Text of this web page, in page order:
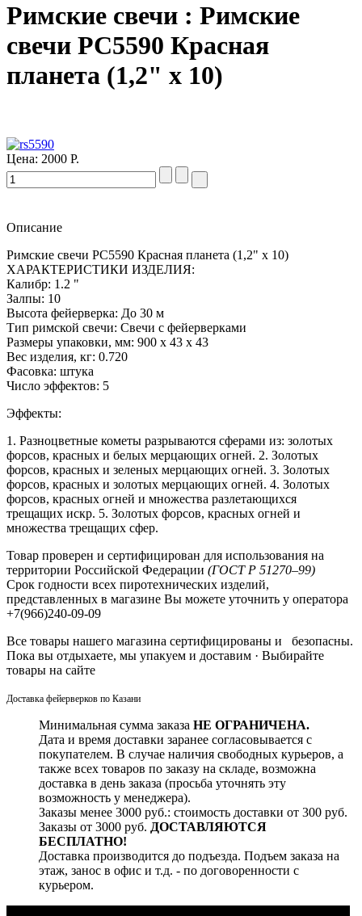
Римские свечи : Римские
свечи РС5590 Красная
планета (1,2" х 10)
Цена: 2000 Р.
Описание
Римские свечи РС5590 Красная планета (1,2" х 10)
ХАРАКТЕРИСТИКИ ИЗДЕЛИЯ:
Калибр: 1.2 "
Залпы: 10
Высота фейерверка: До 30 м
Тип римской свечи: Свечи с фейерверками
Размеры упаковки, мм: 900 х 43 х 43
Вес изделия, кг: 0.720
Фасовка: штука
Число эффектов: 5
Эффекты:
1. Разноцветные кометы разрываются сферами из: золотых
форсов, красных и белых мерцающих огней. 2. Золотых
форсов, красных и зеленых мерцающих огней. 3. Золотых
форсов, красных и золотых мерцающих огней. 4. Золотых
форсов, красных огней и множества разлетающихся
трещащих искр. 5. Золотых форсов, красных огней и
множества трещащих сфер.
Товар проверен и сертифицирован для использования на
территории Российской Федерации (ГОСТ Р 51270–99)
Срок годности всех пиротехнических изделий,
представленных в магазине Вы можете уточнить у оператора
+7(966)240-09-09
Все товары нашего магазина сертифицированы и безопасны.
Пока вы отдыхаете, мы упакуем и доставим · Выбирайте
товары на сайте
Доставка фейерверков по Казани
Минимальная сумма заказа НЕ ОГРАНИЧЕНА.
Дата и время доставки заранее согласовывается с
покупателем. В случае наличия свободных курьеров, а
также всех товаров по заказу на складе, возможна
доставка в день заказа (просьба уточнять эту
возможность у менеджера).
Заказы менее 3000 руб.: стоимость доставки от 300 руб.
Заказы от 3000 руб. ДОСТАВЛЯЮТСЯ
БЕСПЛАТНО!
Доставка производится до подъезда. Подъем заказа на
этаж, занос в офис и т.д. - по договоренности с
курьером.